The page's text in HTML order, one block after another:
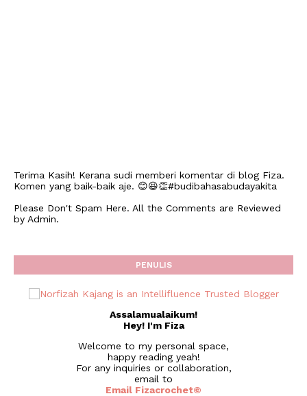
Terima Kasih! Kerana sudi memberi komentar di blog Fiza.
Komen yang baik-baik aje. 😊😆👏#budibahasabudayakita
Please Don't Spam Here. All the Comments are Reviewed
by Admin.
PENULIS
Assalamualaikum!
Hey! I'm Fiza
Welcome to my personal space,
happy reading yeah!
For any inquiries or collaboration,
email to
Email Fizacrochet©